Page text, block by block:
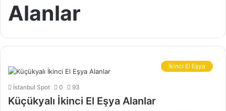
Alanlar
İkinci El Eşya
İstanbul Spot 0 93
Küçükyalı İkinci El Eşya Alanlar